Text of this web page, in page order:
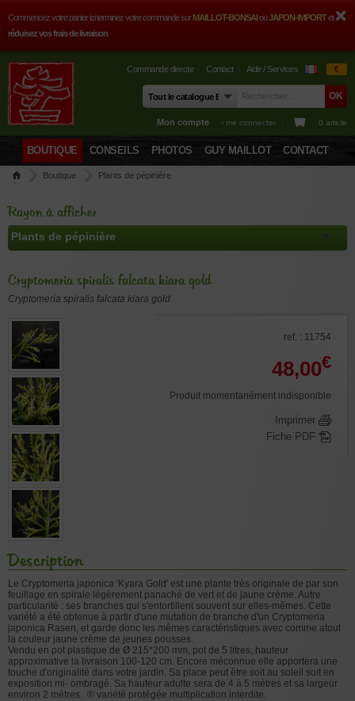
Commencez votre panier ici terminez votre commande surMAILLOT-BONSAIouJAPON-IMPORTet
réduisez vos frais de livraison
Commande directe Contact Aide / Services €
Mon compte › me connecter 0 article
BOUTIQUE CONSEILS PHOTOS GUY MAILLOT CONTACT
Boutique
Plants de pépinière
Rayon à afficher
Cryptomeria spiralis falcata kiara gold
Cryptomeria spiralis falcata kiara gold
ref. : 11754
48,00€
Produit momentanément indisponible
Imprimer
Fiche PDF
Description
Le Cryptomeria japonica 'Kyara Gold' est une plante très originale de par son
feuillage en spirale légèrement panaché de vert et de jaune crème. Autre
particularité : ses branches qui s'entortillent souvent sur elles-mêmes. Cette
variété a été obtenue à partir d'une mutation de branche d'un Cryptomeria
japonica Rasen, et garde donc les mêmes caractéristiques avec comme atout
la couleur jaune crème de jeunes pousses.
Vendu en pot plastique de Ø 215*200 mm, pot de 5 litres, hauteur
approximative la livraison 100-120 cm. Encore méconnue elle apportera une
touche d'originalité dans votre jardin. Sa place peut être soit au soleil soit en
exposition mi- ombragé. Sa hauteur adulte sera de 4 à 5 mètres et sa largeur
environ 2 mètres. ® variété protégée multiplication interdite.